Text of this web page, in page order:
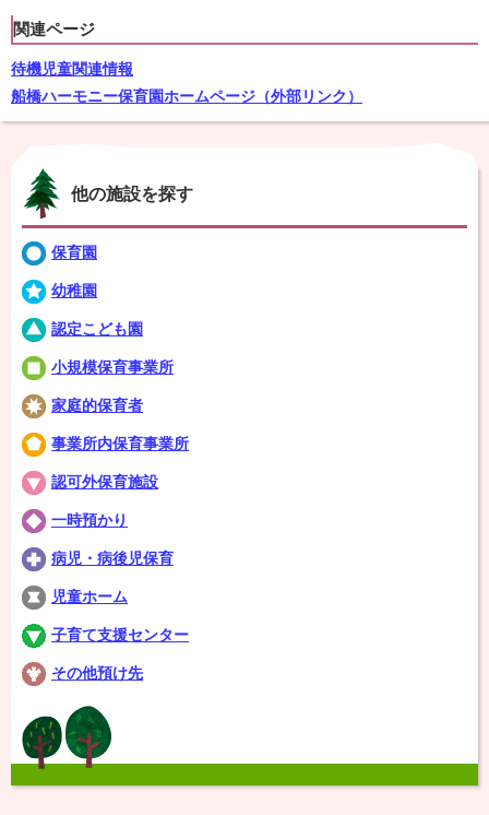
関連ページ
待機児童関連情報
船橋ハーモニー保育園ホームページ（外部リンク）
他の施設を探す
保育園
幼稚園
認定こども園
小規模保育事業所
家庭的保育者
事業所内保育事業所
認可外保育施設
一時預かり
病児・病後児保育
児童ホーム
子育て支援センター
その他預け先